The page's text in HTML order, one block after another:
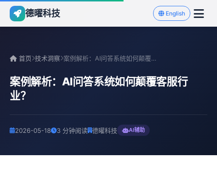
德曜科技 English
首页 技术洞察 案例解析：AI问答系统如何颠覆客服行业？
案例解析：AI问答系统如何颠覆客服行
业？
2026-05-18 3 分钟阅读 德曜科技 AI辅助